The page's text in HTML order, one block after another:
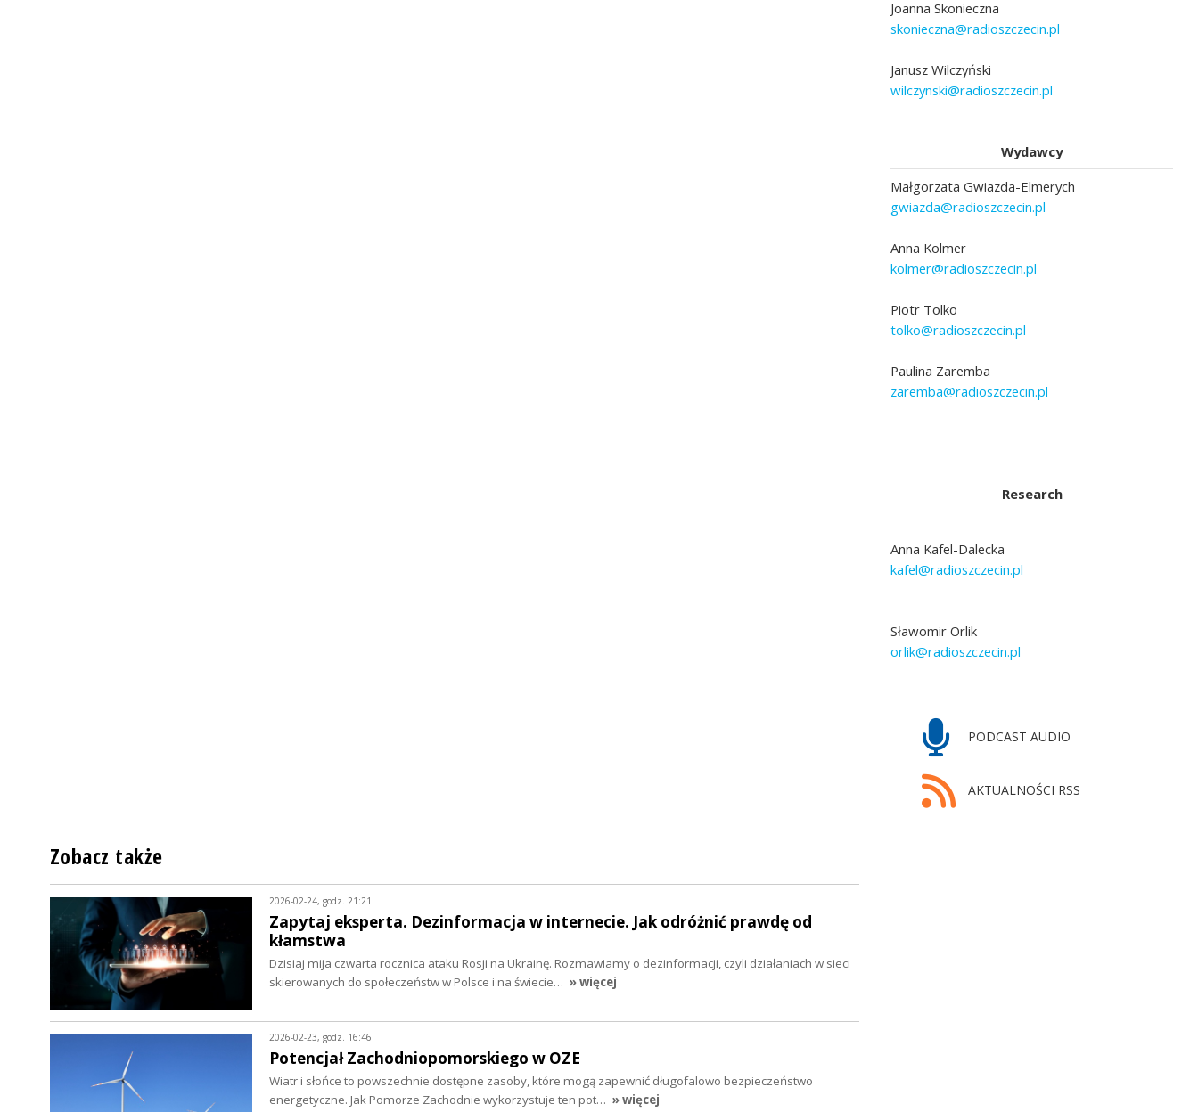
Joanna Skonieczna
skonieczna@radioszczecin.pl
Janusz Wilczyński
wilczynski@radioszczecin.pl
Wydawcy
Małgorzata Gwiazda-Elmerych
gwiazda@radioszczecin.pl
Anna Kolmer
kolmer@radioszczecin.pl
Piotr Tolko
tolko@radioszczecin.pl
Paulina Zaremba
zaremba@radioszczecin.pl
Research
Anna Kafel-Dalecka
kafel@radioszczecin.pl
Sławomir Orlik
orlik@radioszczecin.pl
PODCAST AUDIO
AKTUALNOŚCI RSS
Zobacz także
2026-02-24, godz. 21:21
Zapytaj eksperta. Dezinformacja w internecie. Jak odróżnić prawdę od
kłamstwa
Dzisiaj mija czwarta rocznica ataku Rosji na Ukrainę. Rozmawiamy o dezinformacji, czyli działaniach w sieci
skierowanych do społeczeństw w Polsce i na świecie… » więcej
2026-02-23, godz. 16:46
Potencjał Zachodniopomorskiego w OZE
Wiatr i słońce to powszechnie dostępne zasoby, które mogą zapewnić długofalowo bezpieczeństwo
energetyczne. Jak Pomorze Zachodnie wykorzystuje ten pot… » więcej